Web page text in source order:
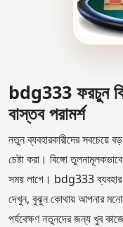
bdg333 ফরচুন
বাস্তব পরামর্শ
নতুন ব্যবহারকারীদের
চেষ্টা করা। বিঙ্গো
সময় লাগে। bdg333 ব্যবহার
দেখুন, বুঝুন কোথায় আপনার
পর্যবেক্ষণ নতুনদের জন্য খুব